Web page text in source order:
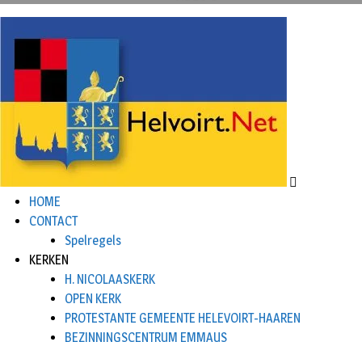
HOME
CONTACT
Spelregels
KERKEN
H. NICOLAASKERK
OPEN KERK
PROTESTANTE GEMEENTE HELEVOIRT-HAAREN
BEZINNINGSCENTRUM EMMAUS